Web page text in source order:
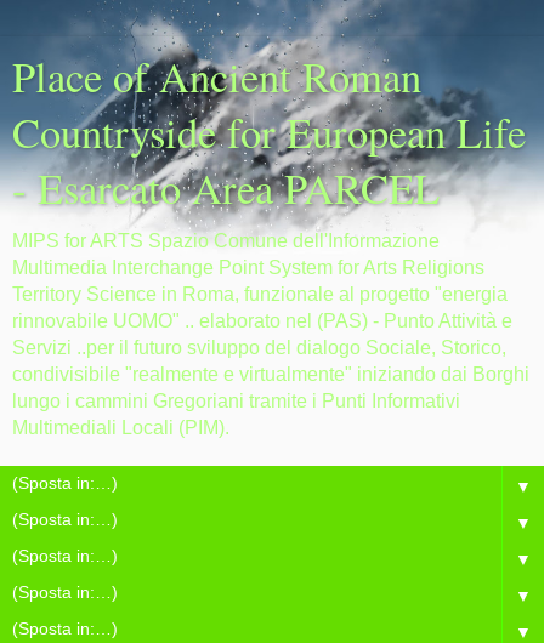
Place of Ancient Roman
Countryside for European Life
- Esarcato Area PARCEL
MIPS for ARTS Spazio Comune dell'Informazione
Multimedia Interchange Point System for Arts Religions
Territory Science in Roma, funzionale al progetto "energia
rinnovabile UOMO" .. elaborato nel (PAS) - Punto Attività e
Servizi ..per il futuro sviluppo del dialogo Sociale, Storico,
condivisibile "realmente e virtualmente" iniziando dai Borghi
lungo i cammini Gregoriani tramite i Punti Informativi
Multimediali Locali (PIM).
▼
▼
▼
▼
▼